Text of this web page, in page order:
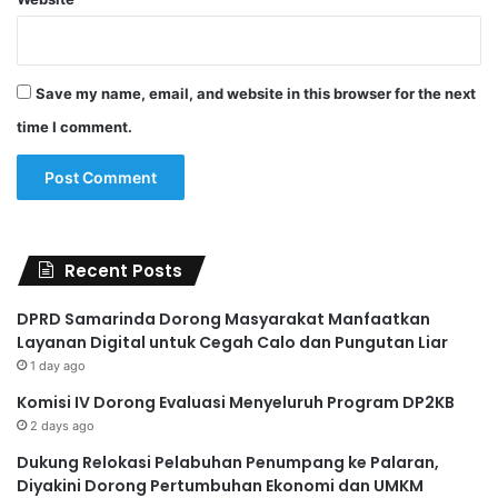
Save my name, email, and website in this browser for the next
time I comment.
Recent Posts
DPRD Samarinda Dorong Masyarakat Manfaatkan
Layanan Digital untuk Cegah Calo dan Pungutan Liar
1 day ago
Komisi IV Dorong Evaluasi Menyeluruh Program DP2KB
2 days ago
Dukung Relokasi Pelabuhan Penumpang ke Palaran,
Diyakini Dorong Pertumbuhan Ekonomi dan UMKM